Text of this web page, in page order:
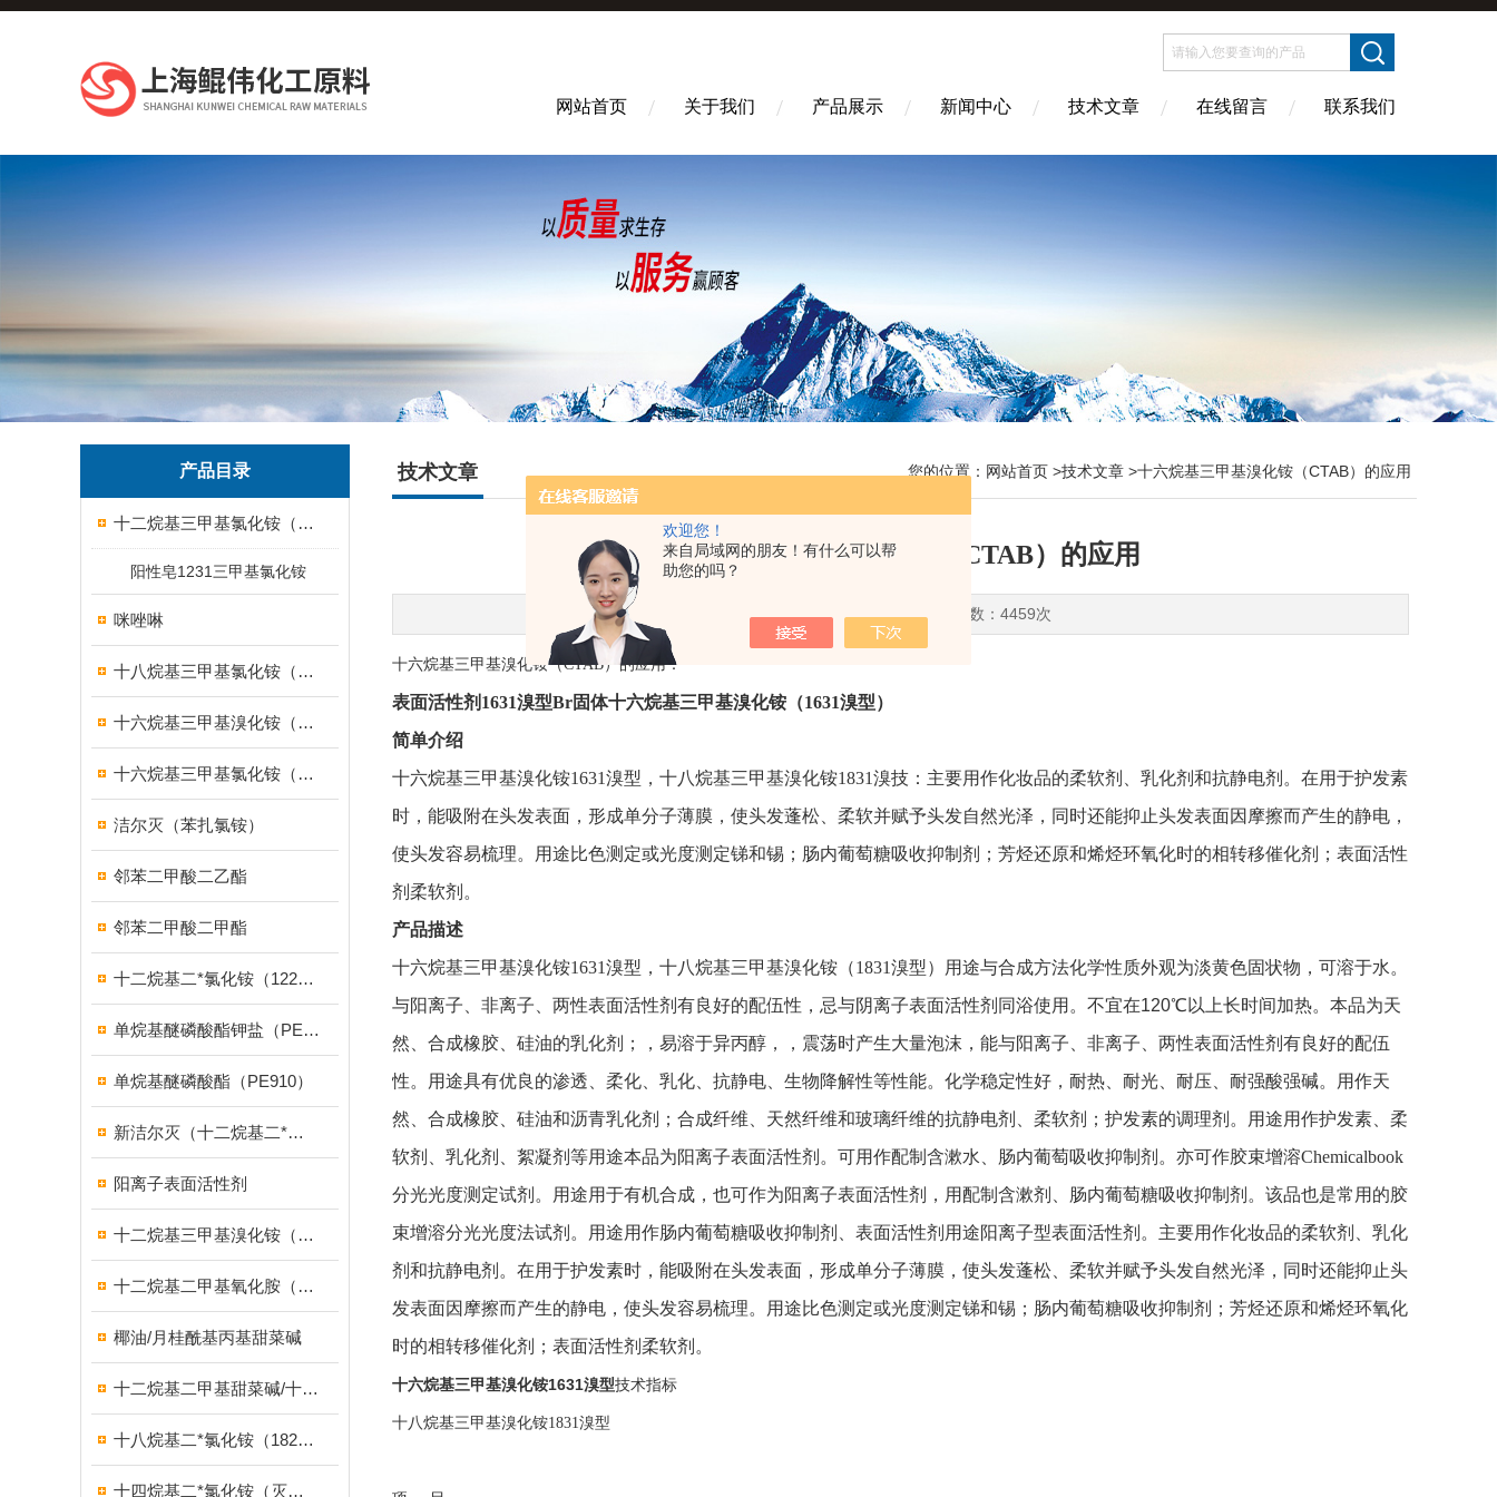
欢迎您！
来自局域网的朋友！有什么可以帮
助您的吗？
网站首页 关于我们 产品展示 新闻中心 技术文章 在线留言 联系我们
产品目录
十二烷基三甲基氯化铵（1231）
阳性皂1231三甲基氯化铵
咪唑啉
十八烷基三甲基氯化铵（1831）
十六烷基三甲基溴化铵（1631溴型）
十六烷基三甲基氯化铵（1631）
洁尔灭（苯扎氯铵）
邻苯二甲酸二乙酯
邻苯二甲酸二甲酯
十二烷基二*氯化铵（1227）
单烷基醚磷酸酯钾盐（PE939）
单烷基醚磷酸酯（PE910）
新洁尔灭（十二烷基二*溴化铵）
阳离子表面活性剂
十二烷基三甲基溴化铵（1231溴型）
十二烷基二甲基氧化胺（OB-2调理剂）
椰油/月桂酰基丙基甜菜碱
十二烷基二甲基甜菜碱/十二烷基二甲基胺乙内酯/BS-12
十八烷基二*氯化铵（1827）
十四烷基二*氯化铵（灭藻剂FN7326）
技术文章 您的位置： 网站首页 >技术文章 >十六烷基三甲基溴化铵（CTAB）的应用
十六烷基三甲基溴化铵（CTAB）的应用
更新时间：2024-04-13 点击次数：4459次
十六烷基三甲基溴化铵（CTAB）的应用：
表面活性剂1631溴型Br固体十六烷基三甲基溴化铵（1631溴型）
简单介绍
十六烷基三甲基溴化铵1631溴型，十八烷基三甲基溴化铵1831溴技：主要用作化妆品的柔软剂、乳化剂和抗静电剂。在用于护发素
时，能吸附在头发表面，形成单分子薄膜，使头发蓬松、柔软并赋予头发自然光泽，同时还能抑止头发表面因摩擦而产生的静电，
使头发容易梳理。用途比色测定或光度测定锑和锡；肠内葡萄糖吸收抑制剂；芳烃还原和烯烃环氧化时的相转移催化剂；表面活性
剂柔软剂。
产品描述
十六烷基三甲基溴化铵1631溴型，十八烷基三甲基溴化铵（1831溴型）用途与合成方法化学性质外观为淡黄色固状物，可溶于水。
与阳离子、非离子、两性表面活性剂有良好的配伍性，忌与阴离子表面活性剂同浴使用。不宜在120℃以上长时间加热。本品为天
然、合成橡胶、硅油的乳化剂；
，易溶于异丙醇，，震荡时产生大量泡沫，能与阳离子、非离子、两性表面活性剂有良好的配伍
性。用途具有优良的渗透、柔化、乳化、抗静电、生物降解性等性能。化学稳定性好，耐热、耐光、耐压、耐强酸强碱。用作天
然、合成橡胶、硅油和沥青乳化剂；合成纤维、天然纤维和玻璃纤维的抗静电剂、柔软剂；护发素的调理剂。用途用作护发素、柔
软剂、乳化剂、絮凝剂等用途本品为阳离子表面活性剂。可用作配制含漱水、肠内葡萄吸收抑制剂。亦可作胶束增溶Chemicalbook
分光光度测定试剂。用途用于有机合成，也可作为阳离子表面活性剂，用配制含漱剂、肠内葡萄糖吸收抑制剂。该品也是常用的胶
束增溶分光光度法试剂。用途用作肠内葡萄糖吸收抑制剂、表面活性剂用途阳离子型表面活性剂。主要用作化妆品的柔软剂、乳化
剂和抗静电剂。在用于护发素时，能吸附在头发表面，形成单分子薄膜，使头发蓬松、柔软并赋予头发自然光泽，同时还能抑止头
发表面因摩擦而产生的静电，使头发容易梳理。用途比色测定或光度测定锑和锡；肠内葡萄糖吸收抑制剂；芳烃还原和烯烃环氧化
时的相转移催化剂；表面活性剂柔软剂。
十六烷基三甲基溴化铵1631溴型技术指标
十八烷基三甲基溴化铵1831溴型